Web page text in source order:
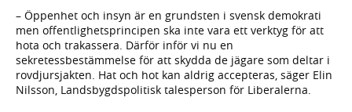
– Öppenhet och insyn är en grundsten i svensk demokrati
men offentlighetsprincipen ska inte vara ett verktyg för att
hota och trakassera. Därför inför vi nu en
sekretessbestämmelse för att skydda de jägare som deltar i
rovdjursjakten. Hat och hot kan aldrig accepteras, säger Elin
Nilsson, Landsbygdspolitisk talesperson för Liberalerna.